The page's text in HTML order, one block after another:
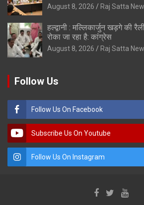
August 8, 2026 Raj Satta
हल्द्वानी : मल्लिकार्जुन खड़गे की
रोका जा रहा है: कांग्रेस
August 8, 2026 Raj Satta
Follow Us
Follow Us On Facebook
Subscribe Us On Youtube
Follow Us On Instagram